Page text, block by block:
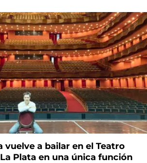
vuelve a bailar en el Teatro
Plata en una única función